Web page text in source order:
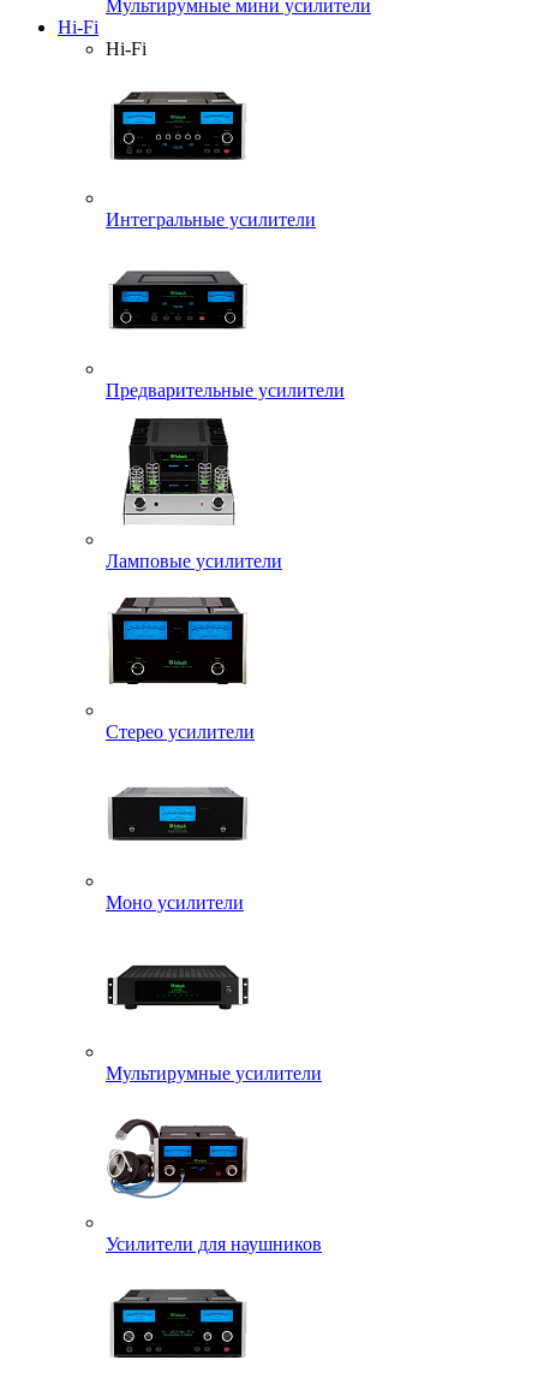
Мультирумные мини усилители
Hi-Fi
Hi-Fi
Интегральные усилители
Предварительные усилители
Ламповые усилители
Стерео усилители
Моно усилители
Мультирумные усилители
Усилители для наушников